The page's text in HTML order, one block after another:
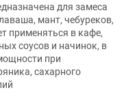
для замеса
мант, чебуреков,
применяться в кафе,
соусов и начинок, в
при
сахарного